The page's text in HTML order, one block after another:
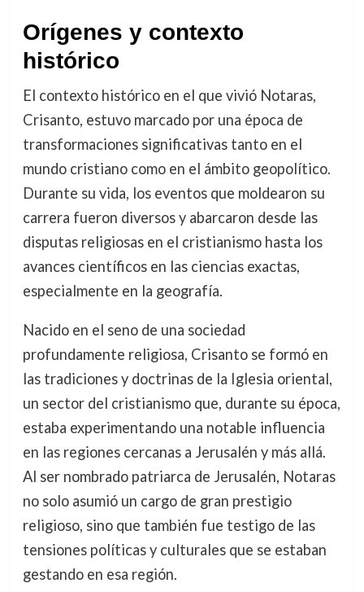
Orígenes y contexto
histórico
El contexto histórico en el que vivió Notaras,
Crisanto, estuvo marcado por una época de
transformaciones significativas tanto en el
mundo cristiano como en el ámbito geopolítico.
Durante su vida, los eventos que moldearon su
carrera fueron diversos y abarcaron desde las
disputas religiosas en el cristianismo hasta los
avances científicos en las ciencias exactas,
especialmente en la geografía.
Nacido en el seno de una sociedad
profundamente religiosa, Crisanto se formó en
las tradiciones y doctrinas de la Iglesia oriental,
un sector del cristianismo que, durante su época,
estaba experimentando una notable influencia
en las regiones cercanas a Jerusalén y más allá.
Al ser nombrado patriarca de Jerusalén, Notaras
no solo asumió un cargo de gran prestigio
religioso, sino que también fue testigo de las
tensiones políticas y culturales que se estaban
gestando en esa región.